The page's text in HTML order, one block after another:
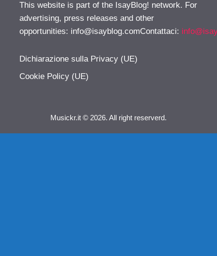
This website is part of the IsayBlog! network. For
advertising, press releases and other
opportunities: info@isayblog.comContattaci:
Dichiarazione sulla Privacy (UE)
Cookie Policy (UE)
Musickr.it © 2026. All right reserverd.